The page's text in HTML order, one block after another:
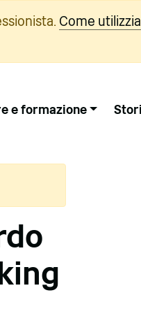
Come
e formazione